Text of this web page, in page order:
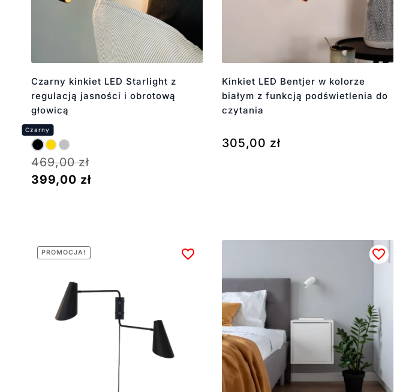
Czarny kinkiet LED Starlight z
regulacją jasności i obrotową
głowicą
469,00zł
399,00 zł
Kinkiet LED Bentjer w kolorze
białym z funkcją podświetlenia do
czytania
305,00 zł
PROMOCJA!